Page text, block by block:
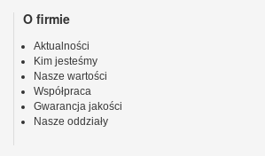
O firmie
Aktualności
Kim jesteśmy
Nasze wartości
Współpraca
Gwarancja jakości
Nasze oddziały